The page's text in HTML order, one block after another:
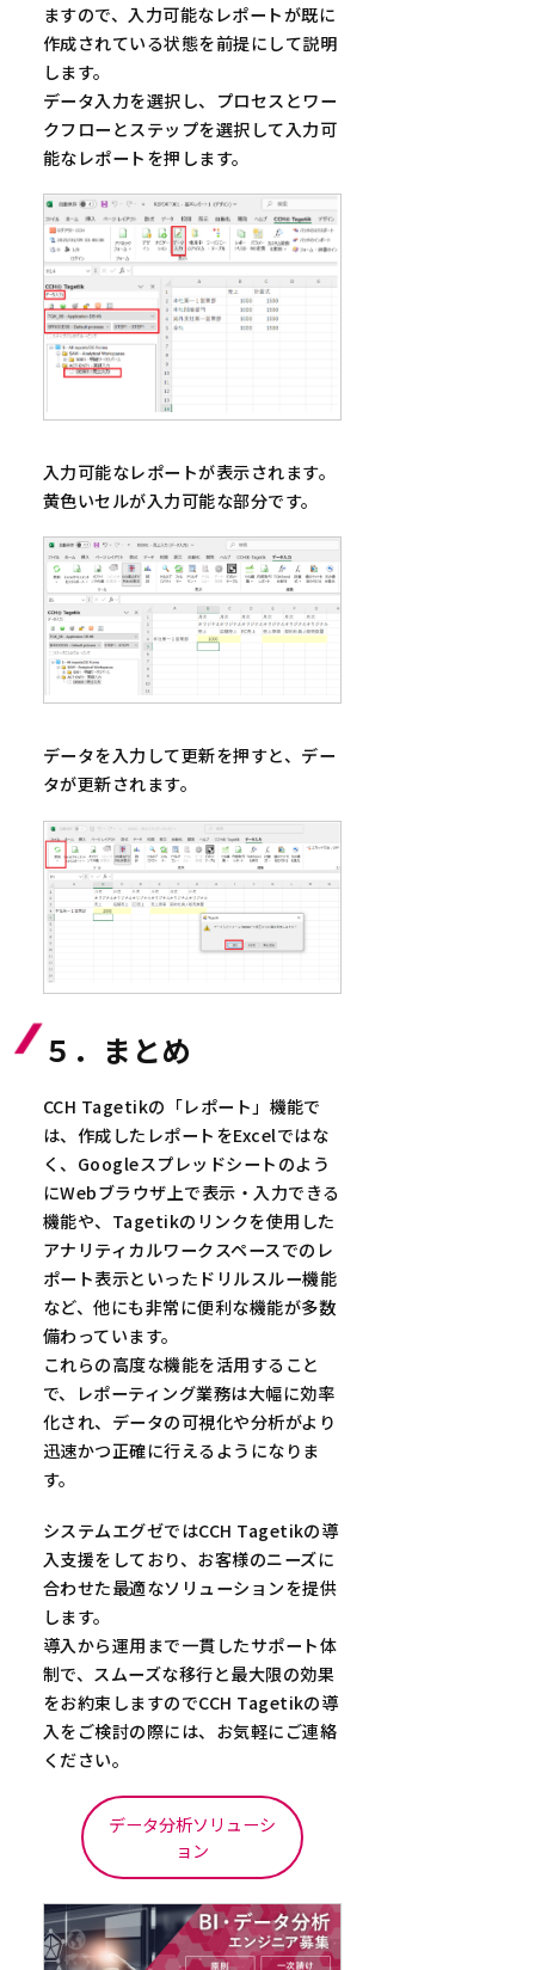
ますので、入力可能なレポートが既に
作成されている状態を前提にして説明
します。
データ入力を選択し、プロセスとワー
クフローとステップを選択して入力可
能なレポートを押します。
入力可能なレポートが表示されます。
黄色いセルが入力可能な部分です。
データを入力して更新を押すと、デー
タが更新されます。
５．まとめ
CCH Tagetikの「レポート」機能で
は、作成したレポートをExcelではな
く、Googleスプレッドシートのよう
にWebブラウザ上で表示・入力できる
機能や、Tagetikのリンクを使用した
アナリティカルワークスペースでのレ
ポート表示といったドリルスルー機能
など、他にも非常に便利な機能が多数
備わっています。
これらの高度な機能を活用すること
で、レポーティング業務は大幅に効率
化され、データの可視化や分析がより
迅速かつ正確に行えるようになりま
す。
システムエグゼではCCH Tagetikの導
入支援をしており、お客様のニーズに
合わせた最適なソリューションを提供
します。
導入から運用まで一貫したサポート体
制で、スムーズな移行と最大限の効果
をお約束しますのでCCH Tagetikの導
入をご検討の際には、お気軽にご連絡
ください。
データ分析ソリューシ
ョン